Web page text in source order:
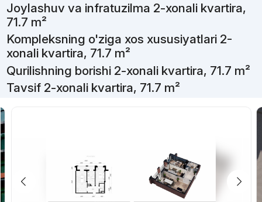
Joylashuv va infratuzilma 2-xonali kvartira,
71.7 m²
Kompleksning o'ziga xos xususiyatlari 2-
xonali kvartira, 71.7 m²
Qurilishning borishi 2-xonali kvartira, 71.7 m²
Tavsif 2-xonali kvartira, 71.7 m²